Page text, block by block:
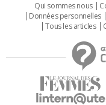
Qui sommes nous
Données personnelles
Tous les articles